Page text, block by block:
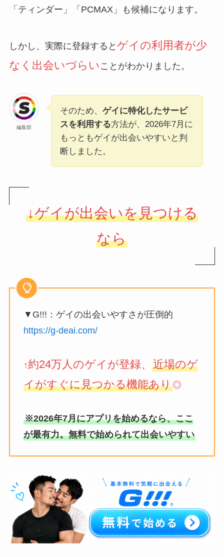
「ティンダー」「PCMAX」も候補になります。
しかし、実際に登録すると ゲイの利用者が少
なく出会いづらい ことがわかりました。
編集部
そのため、 ゲイに特化したサービ
スを利用する方法が、2026年7月に
もっともゲイが出会いやすいと判
断しました。
↓ゲイが出会いを見つける
なら
▼G!!!：ゲイの出会いやすさが圧倒的
https://g-deai.com/
↑約24万人のゲイが登録、 近場のゲ
イがすぐに見つかる機能あり◎
※2026年7月にアプリを始めるなら、ここ
が最有力。無料で始められて出会いやすい